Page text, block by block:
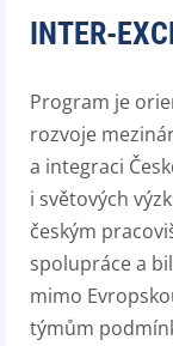
INTER-
Program je
rozvoje
a integraci
i světových
českým
spolupráce a
mimo
týmům